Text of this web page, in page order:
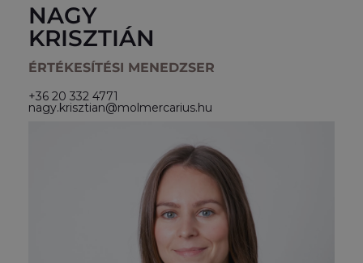
NAGY
KRISZTIÁN
ÉRTÉKESÍTÉSI MENEDZSER
+36 20 332 4771
nagy.krisztian@molmercarius.hu